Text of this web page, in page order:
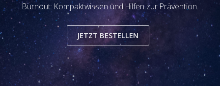
Burnout: Kompaktwissen und Hilfen zur Prävention.
JETZT BESTELLEN